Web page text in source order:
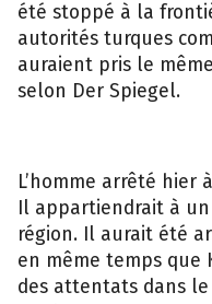
été stoppé à la
autorités turques
auraient pris le
selon Der Spiegel.
L’homme arrêté hier
Il appartiendrait à
région. Il aurait été
en même temps que
des attentats dans